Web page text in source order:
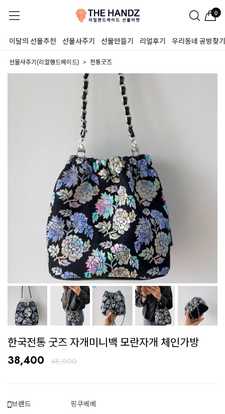
0
이달의 선물추천 선물사주기 선물만들기 리얼후기 우리동네 공방찾기
선물사주기(리얼핸드메이드) 전통굿즈
한국전통 굿즈 자개미니백 모란자개 체인가방
38,400 48,000
브랜드
핑쿠베베